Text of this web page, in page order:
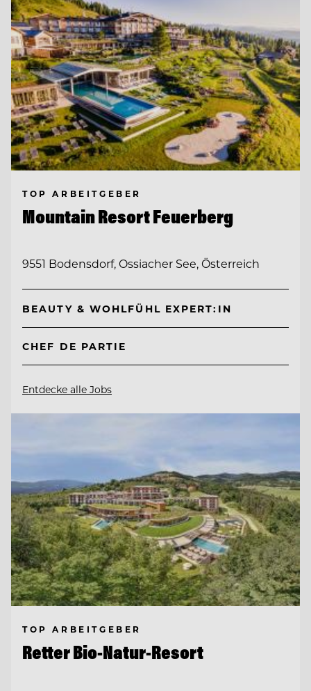
TOP ARBEITGEBER
Mountain Resort Feuerberg
9551 Bodensdorf, Ossiacher See, Österreich
BEAUTY & WOHLFÜHL EXPERT:IN
CHEF DE PARTIE
Entdecke alle Jobs
TOP ARBEITGEBER
Retter Bio-Natur-Resort